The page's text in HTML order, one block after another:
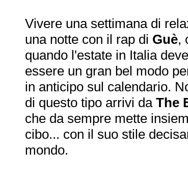
Vivere una settimana di
una notte con il rap di Guè,
quando l'estate in Italia
essere un gran bel modo
in anticipo sul calendario.
di questo tipo arrivi da The
che da sempre mette
cibo... con il suo stile
mondo.